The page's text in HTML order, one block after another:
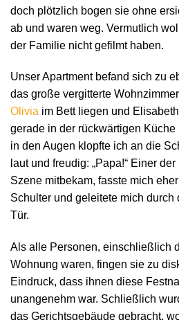
doch plötzlich bogen sie ohne
ab und waren weg. Vermutlich
der Familie nicht gefilmt haben.
Unser Apartment befand sich zu
das große vergitterte
Olivia im Bett liegen und
gerade in der rückwärtigen Küche
in den Augen klopfte ich an die
laut und freudig: „Papa!“ Einer
Szene mitbekam, fasste mich
Schulter und geleitete mich durch
Tür.
Als alle Personen, einschließlich
Wohnung waren, fingen sie zu
Eindruck, dass ihnen diese
unangenehm war. Schließlich
das Gerichtsgebäude gebracht,